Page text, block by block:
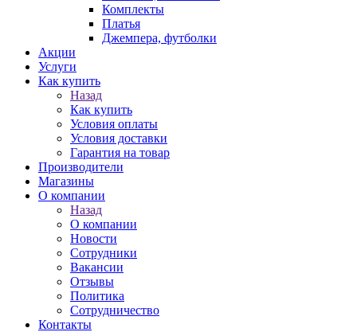
Комплекты
Платья
Джемпера, футболки
Акции
Услуги
Как купить
Назад
Как купить
Условия оплаты
Условия доставки
Гарантия на товар
Производители
Магазины
О компании
Назад
О компании
Новости
Сотрудники
Вакансии
Отзывы
Политика
Сотрудничество
Контакты